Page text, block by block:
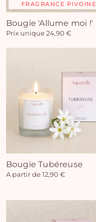
FRAGRANCE PIVOINE
Bougie 'Allume moi !'
Prix unique 24,90 €
Bougie Tubéreuse
A partir de 12,90 €